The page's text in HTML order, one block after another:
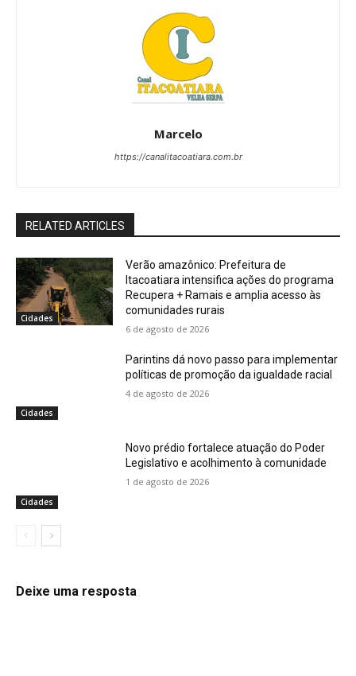
Marcelo
https://canalitacoatiara.com.br
RELATED ARTICLES
Cidades
Verão amazônico: Prefeitura de
Itacoatiara intensifica ações do programa
Recupera + Ramais e amplia acesso às
comunidades rurais
6 de agosto de 2026
Cidades
Parintins dá novo passo para implementar
políticas de promoção da igualdade racial
4 de agosto de 2026
Cidades
Novo prédio fortalece atuação do Poder
Legislativo e acolhimento à comunidade
1 de agosto de 2026
Deixe uma resposta